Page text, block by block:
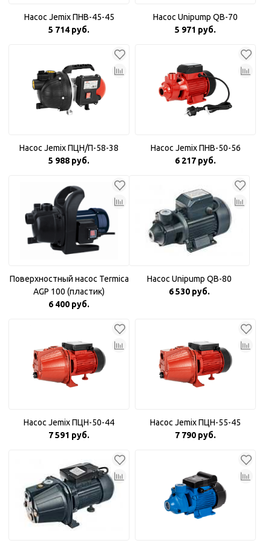
Насос Jemix ПНВ-45-45
5 714 руб.
Насос Unipump QB-70
5 971 руб.
Насос Jemix ПЦН/П-58-38
5 988 руб.
Насос Jemix ПНВ-50-56
6 217 руб.
Поверхностный насос Termica
AGP 100 (пластик)
6 400 руб.
Насос Unipump QB-80
6 530 руб.
Насос Jemix ПЦН-50-44
7 591 руб.
Насос Jemix ПЦН-55-45
7 790 руб.